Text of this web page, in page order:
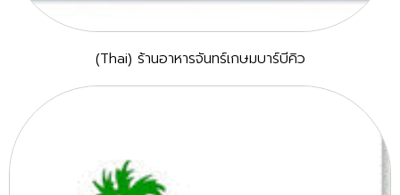
(Thai) ร้านอาหารจันทร์เกษมบาร์บีคิว